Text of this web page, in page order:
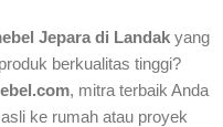
Jepara di Landak yang
berkualitas tinggi?
, mitra terbaik Anda
ke rumah atau proyek